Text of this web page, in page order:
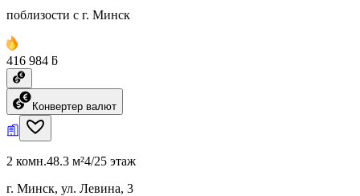
поблизости с г. Минск
416 984 ƃ
Конвертер валют
2 комн.48.3 м²4/25 этаж
г. Минск, ул. Левина, 3